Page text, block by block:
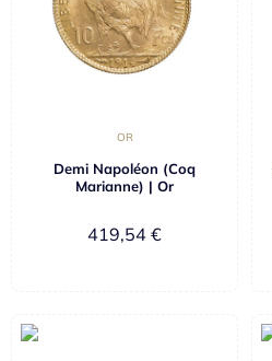
OR
Demi Napoléon (Coq
Marianne) | Or
419,54 €